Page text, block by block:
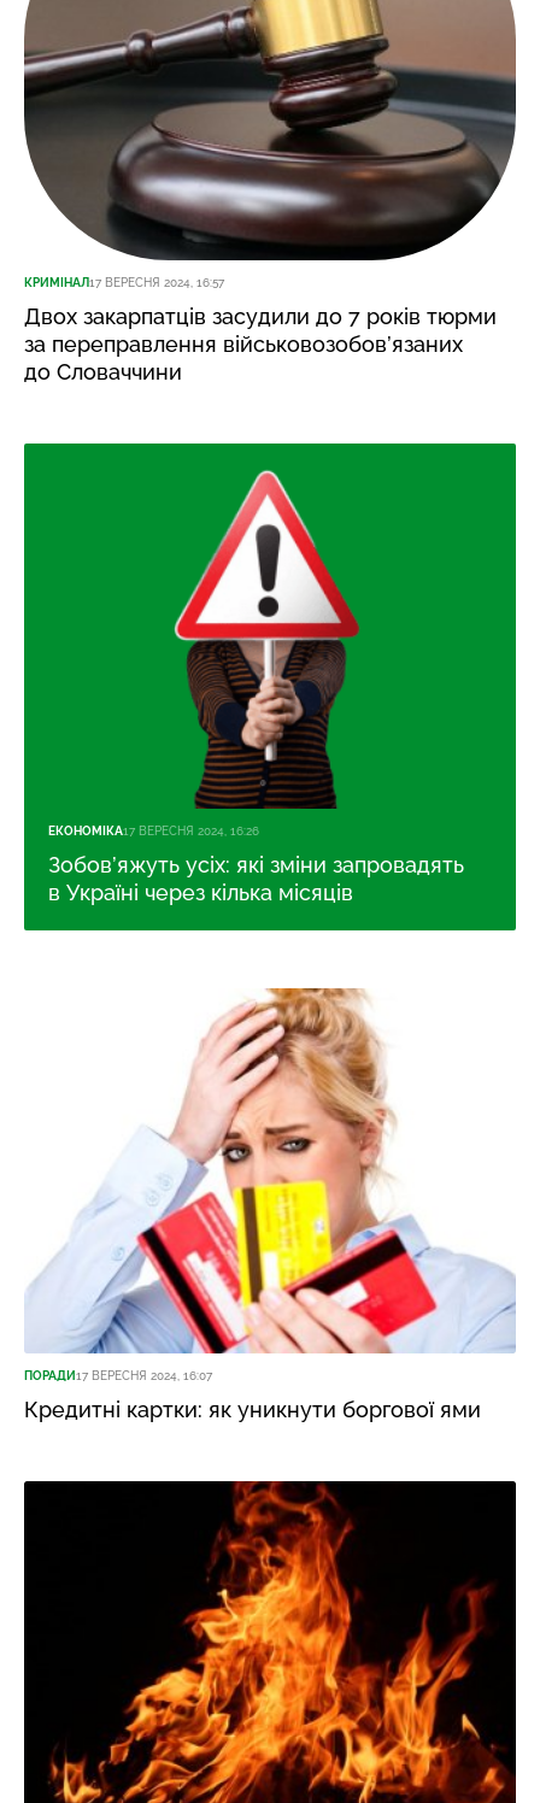
КРИМІНАЛ17 ВЕРЕСНЯ 2024, 16:57
Двох закарпатців засудили до 7 років тюрми
за переправлення військовозобов’язаних
до Словаччини
ЕКОНОМІКА17 ВЕРЕСНЯ 2024, 16:26
Зобов’яжуть усіх: які зміни запровадять
в Україні через кілька місяців
ПОРАДИ17 ВЕРЕСНЯ 2024, 16:07
Кредитні картки: як уникнути боргової ями